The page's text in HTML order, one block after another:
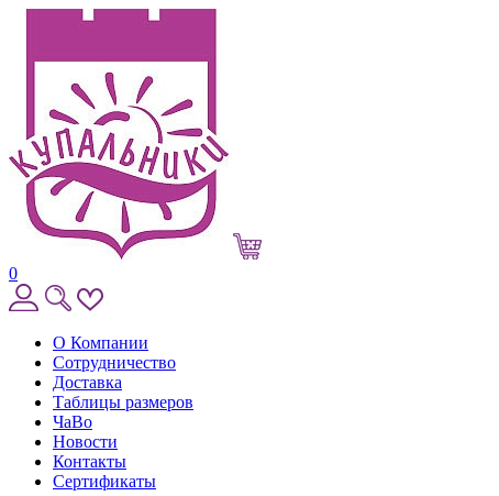
0
О Компании
Сотрудничество
Доставка
Таблицы размеров
ЧаВо
Новости
Контакты
Сертификаты